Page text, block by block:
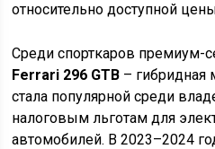
относительно доступной
Среди спорткаров премиум-
Ferrari 296 GTB – гибридная
стала популярной среди
налоговым льготам для
автомобилей. В 2023–2024